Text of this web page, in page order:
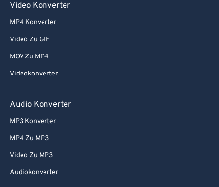
Video Konverter
MP4 Konverter
Video Zu GIF
MOV Zu MP4
Videokonverter
Audio Konverter
MP3 Konverter
MP4 Zu MP3
Video Zu MP3
Audiokonverter